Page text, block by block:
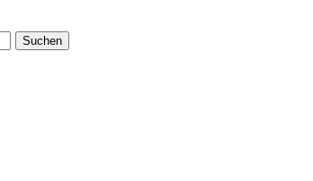
Suchen